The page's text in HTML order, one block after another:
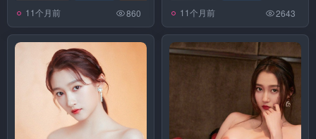
11个月前 860 11个月前 2643